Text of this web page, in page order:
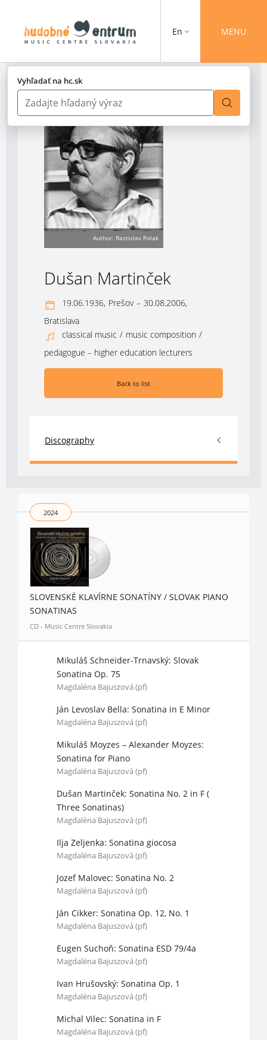
Vyhľadať na hc.sk
En MENU
Author: Rastislav Polak
Dušan Martinček
19.06.1936, Prešov – 30.08.2006,
Bratislava
classical music / music composition /
pedagogue – higher education lecturers
Back to list
Discography
2024
SLOVENSKÉ KLAVÍRNE SONATÍNY / SLOVAK PIANO
SONATINAS
CD - Music Centre Slovakia
Mikuláš Schneider-Trnavský: Slovak
Sonatina Op. 75
Magdaléna Bajuszová (pf)
Ján Levoslav Bella: Sonatina in E Minor
Magdaléna Bajuszová (pf)
Mikuláš Moyzes – Alexander Moyzes:
Sonatina for Piano
Magdaléna Bajuszová (pf)
Dušan Martinček: Sonatina No. 2 in F (
Three Sonatinas)
Magdaléna Bajuszová (pf)
Ilja Zeljenka: Sonatina giocosa
Magdaléna Bajuszová (pf)
Jozef Malovec: Sonatina No. 2
Magdaléna Bajuszová (pf)
Ján Cikker: Sonatina Op. 12, No. 1
Magdaléna Bajuszová (pf)
Eugen Suchoň: Sonatina ESD 79/4a
Magdaléna Bajuszová (pf)
Ivan Hrušovský: Sonatina Op. 1
Magdaléna Bajuszová (pf)
Michal Vilec: Sonatina in F
Magdaléna Bajuszová (pf)